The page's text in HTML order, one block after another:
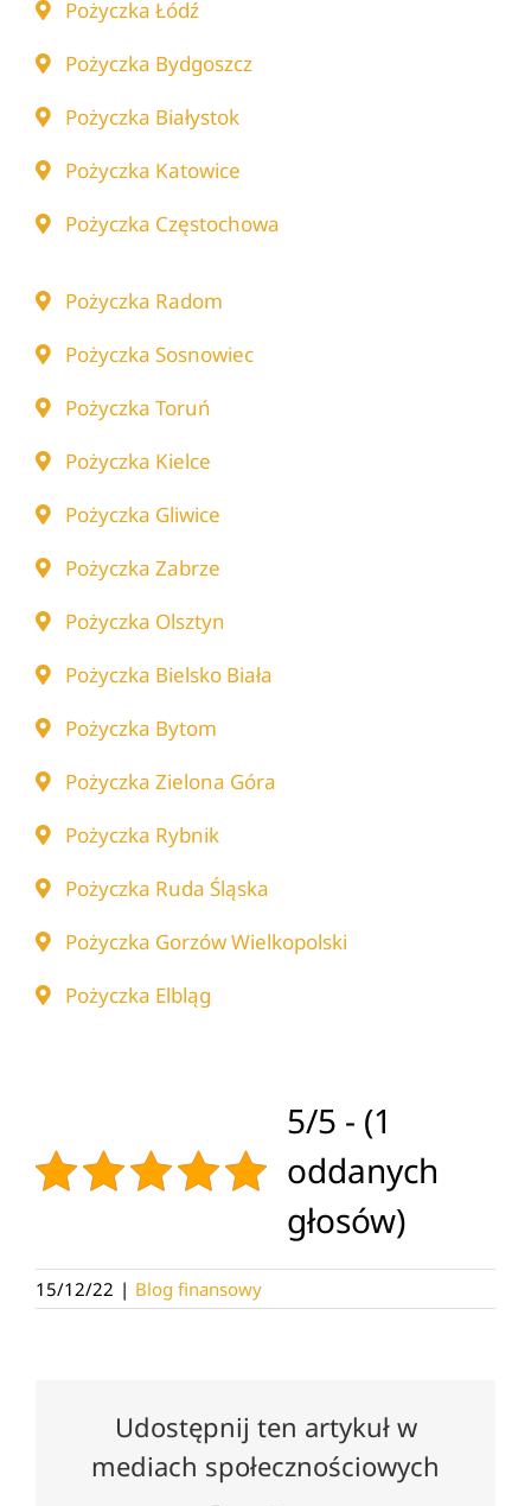
Pożyczka Łódź
Pożyczka Bydgoszcz
Pożyczka Białystok
Pożyczka Katowice
Pożyczka Częstochowa
Pożyczka Radom
Pożyczka Sosnowiec
Pożyczka Toruń
Pożyczka Kielce
Pożyczka Gliwice
Pożyczka Zabrze
Pożyczka Olsztyn
Pożyczka Bielsko Biała
Pożyczka Bytom
Pożyczka Zielona Góra
Pożyczka Rybnik
Pożyczka Ruda Śląska
Pożyczka Gorzów Wielkopolski
Pożyczka Elbląg
5/5 - (1
oddanych
głosów)
15/12/22 | Blog finansowy
Udostępnij ten artykuł w
mediach społecznościowych